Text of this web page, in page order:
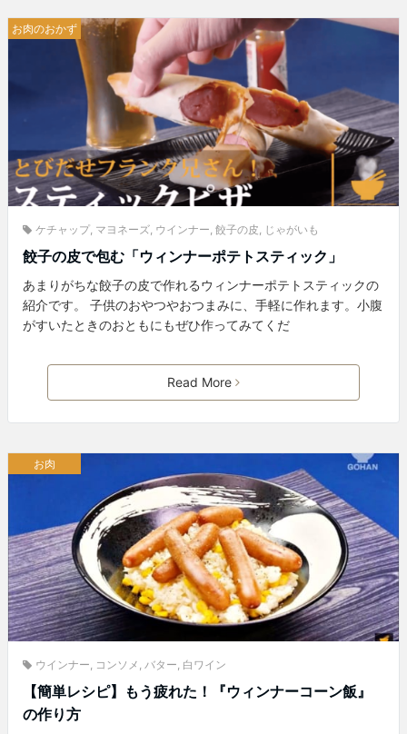
お肉のおかず
ケチャップ, マヨネーズ, ウインナー, 餃子の皮, じゃがいも
餃子の皮で包む「ウィンナーポテトスティック」
あまりがちな餃子の皮で作れるウィンナーポテトスティックの
紹介です。 子供のおやつやおつまみに、手軽に作れます。小腹
がすいたときのおともにもぜひ作ってみてくだ
Read More
お肉
ウインナー, コンソメ , バター, 白ワイン
【簡単レシピ】もう疲れた！『ウィンナーコーン飯』
の作り方